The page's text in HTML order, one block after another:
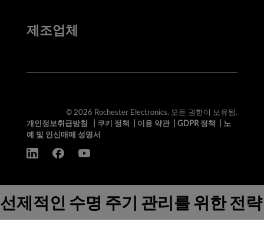
제조업체
© 2026 Rochester Electronics. 모든 권한이 보유됨.
개인정보취급방침
쿠키 정책 이용 약관| GDPR 정책
노
예 및 인신매매 성명서
선제적인 수명 주기 관리를 위한 전략